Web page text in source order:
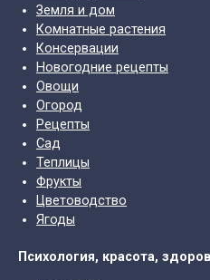
Земля и дом
Комнатные растения
Консервации
Новогодние рецепты
Овощи
Огород
Рецепты
Сад
Теплицы
Фрукты
Цветоводство
Ягоды
Психология, красота,